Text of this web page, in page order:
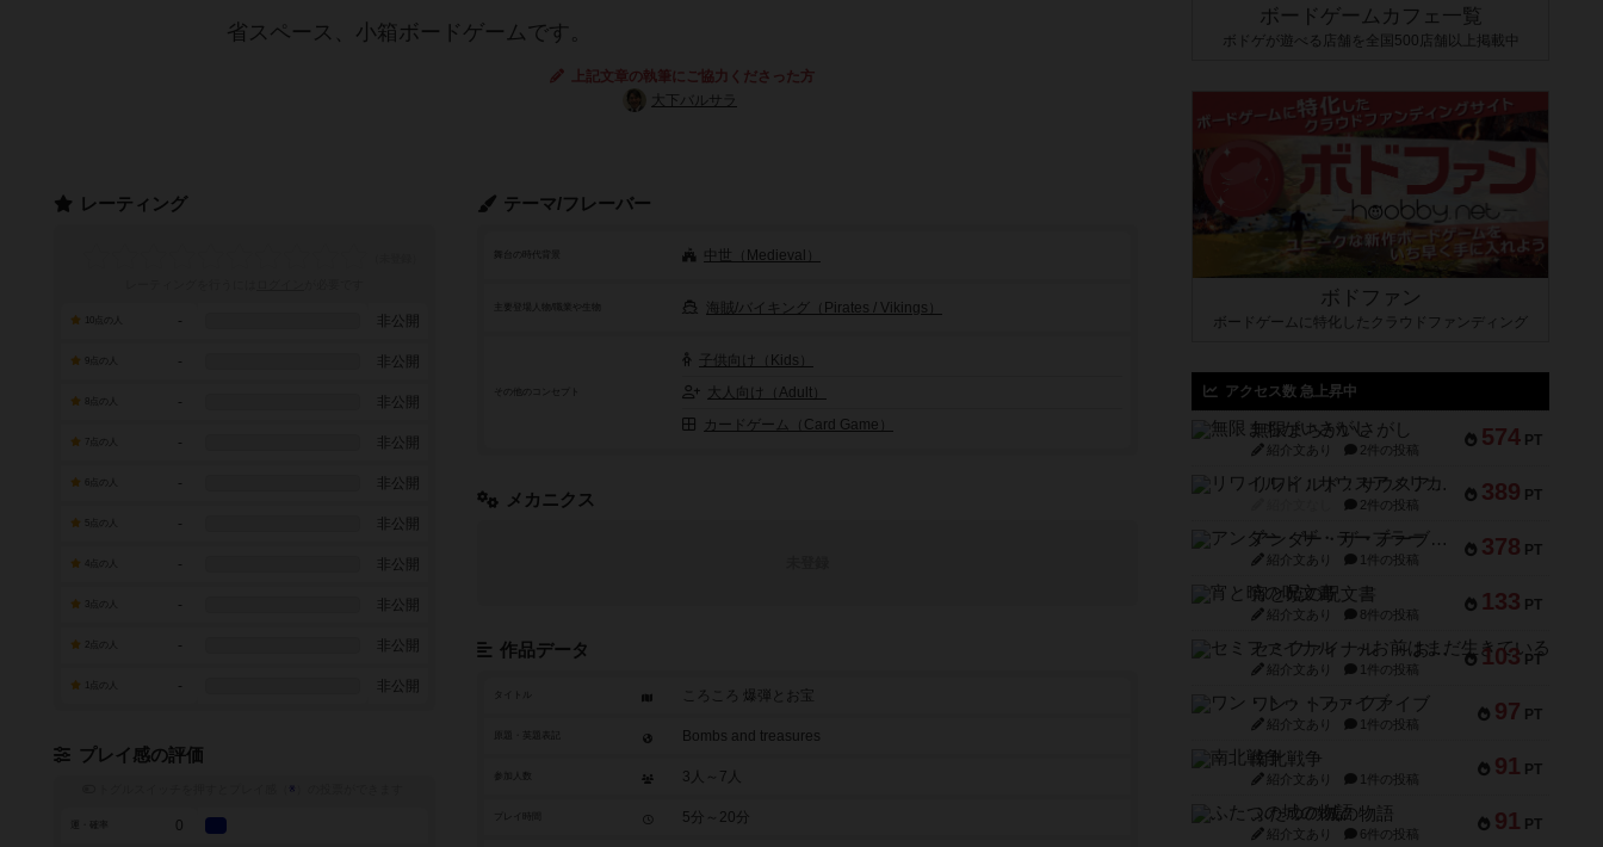
省スペース、小箱ボードゲームです。
上記文章の執筆にご協力くださった方
大下バルサラ
テーマ/フレーバー
舞台の時代背景 中世（Medieval）
海賊/バイキング（Pirates / Vikings）
その他のコンセプト
子供向け（Kids）
大人向け（Adult）
カードゲーム（Card Game）
メカニクス
作品データ
タイトル ころころ 爆弾とお宝
Bombs and treasures
参加人数 3人～7人
5分～20分
レーティング
- 非公開
- 非公開
- 非公開
7点の人 - 非公開
- 非公開
- 非公開
- 非公開
- 非公開
- 非公開
- 非公開
プレイ感の評価
※
0
ボードゲームカフェ一覧
ボドゲが遊べる店舗を全国500店舗以上掲載中
ボドファン
ボードゲームに特化したクラウドファンディング
アクセス数 急上昇中
574 PT
無限まちがいさがし
紹介文あり 2件の投稿
389 PT
リワイルド：サウスアメリカ
2件の投稿
378 PT
アンダー・ザ・テーブラー
紹介文あり 1件の投稿
133 PT
宵と暁の呪文書
紹介文あり 8件の投稿
103 PT
セミファイナル ～お前はまだ生きている～
紹介文あり 1件の投稿
97 PT
ワン・トゥ・ファイブ
紹介文あり 1件の投稿
91 PT
南北戦争
紹介文あり 1件の投稿
91 PT
ふたつの城の物語
紹介文あり 6件の投稿